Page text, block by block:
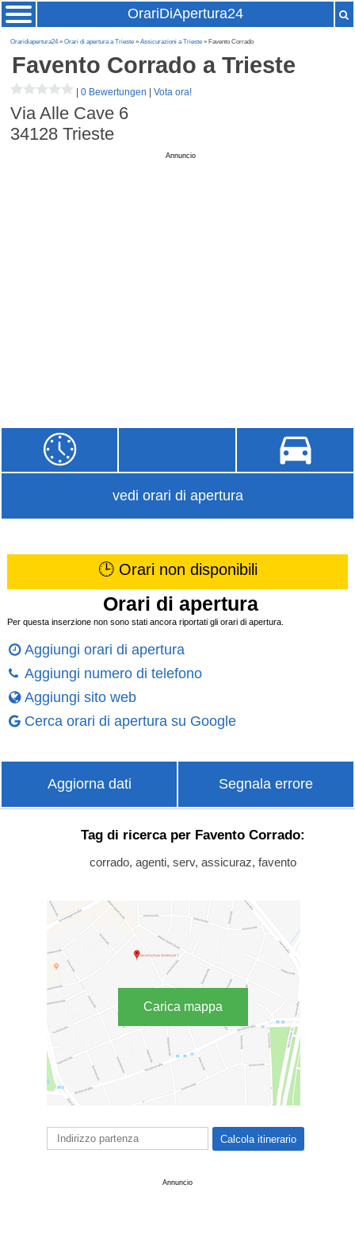
OrariDiApertura24
Oraridiapertura24»Orari di apertura a Trieste »Assicurazioni a Trieste » Favento Corrado
Favento Corrado a Trieste
|0 Bewertungen |Vota ora!
Via Alle Cave 6
34128 Trieste
Annuncio
vedi orari di apertura
🕒 Orari non disponibili
Orari di apertura
Per questa inserzione non sono stati ancora riportati gli orari di apertura.
Aggiungi orari di apertura
Aggiungi numero di telefono
Aggiungi sito web
Cerca orari di apertura su Google
Aggiorna dati Segnala errore
Tag di ricerca per Favento Corrado:
corrado, agenti, serv, assicuraz, favento
Carica mappa
Annuncio